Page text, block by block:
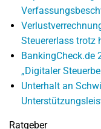
Steuererlass trotz
BankingCheck.de
„Digitaler
Unterhalt an
Ratgeber